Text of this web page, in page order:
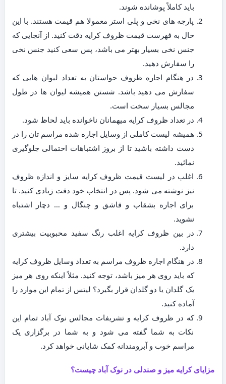
باید کاملاً پوشانده شوند.
پارچه های نخی و پلی استر معمولا هم قیمت هستند. با این
حال به فهرست قیمت ظروف کرایه دقت کنید. از آنجایی که
جنس نخی بسیار بهتر می باشد، پس سعی کنید جنس نخی
را سفارش دهید.
در هنگام اجاره ظروف حواستان به تعداد لیوان هایی که
سفارش می دهید باشد. شستن همیشه لیوان ها در طول
مجالس بسیار سخت است.
در تعداد ظروف کرایه میهمانان ناخوانده باید لحاظ شود.
همیشه لیست کاملی از وسایل اجاره شده مراسم تان را در
دست داشته باشید تا از بروز اشتباهات احتمالی جلوگیری
نمائید.
اغلب در لیست قیمت ظروف کرایه سایز و اندازه ظروف
نیز نوشته می شود. پس در انتخاب خود دقت زیادی کنید. تا
برای اجاره بشقاب و قاشق و چنگال و … دچار اشتباه
نشوید.
در بین ظروف کرایه اغلب رنگ سفید محبوبیت بیشتری
دارد.
در هنگام اجاره ظروف مراسم به تعداد وسایل ظروف کرایه
که باید روی هر میز باشد، توجه کنید. مثلاً اینکه روی هر میز
یک گلدان یا دو گلدان قرار بگیرد؟ لیتس از تمام این موارد را
آماده کنید.
که در ظروف کرایه و تشریفات مجالس نوک آباد تمام این
نکات به شما گفته می شود و به شما در برگزاری یک
مراسم خوب و آبرومندانه کمک شایانی خواهد کرد.
مزایای کرایه میز و صندلی در نوک آباد چیست؟